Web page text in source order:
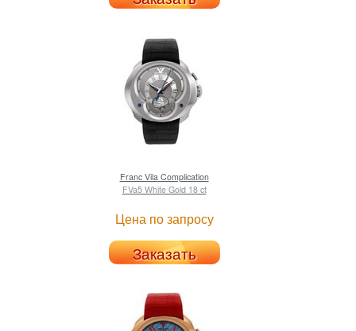
Franc Vila Complication
FVa5 White Gold 18 ct
Цена по запросу
Заказать